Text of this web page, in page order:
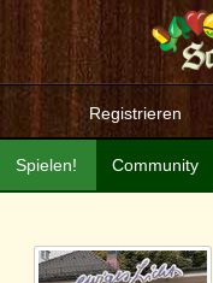
Registrieren
Community
Spielen!